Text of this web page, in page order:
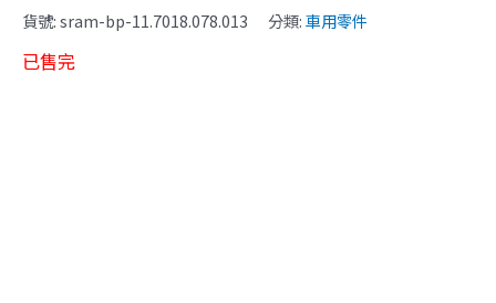
貨號:sram-bp-11.7018.078.013 分類:車用零件
已售完